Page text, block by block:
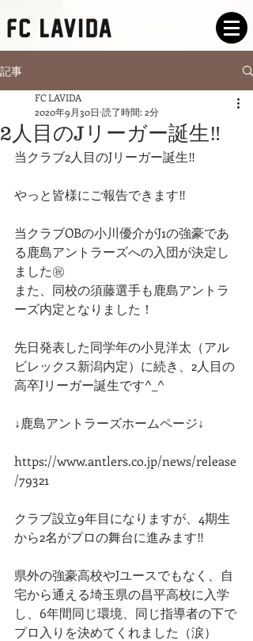
記事
2人目のJリーガー誕生‼️
FC LAVIDA
2020年9月30日 読了時間: 2分
当クラブ2人目のJリーガー誕生‼︎
やっと皆様にご報告できます‼︎
当クラブOBの小川優介がJ1の強豪であ
る鹿島アントラーズへの入団が決定し
ました㊗️
また、同校の須藤選手も鹿島アントラ
ーズ内定となりました！
先日発表した同学年の小見洋太（アル
ビレックス新潟内定）に続き、2人目の
高卒Jリーガー誕生です^_^
↓鹿島アントラーズホームページ↓
https://www.antlers.co.jp/news/release
/79321
クラブ設立9年目になりますが、4期生
から2名がプロの舞台に進みます‼︎
県外の強豪高校やJユースでもなく、自
宅から通える埼玉県の昌平高校に入学
し、6年間同じ環境、同じ指導者の下で
プロ入りを決めてくれました（涙）